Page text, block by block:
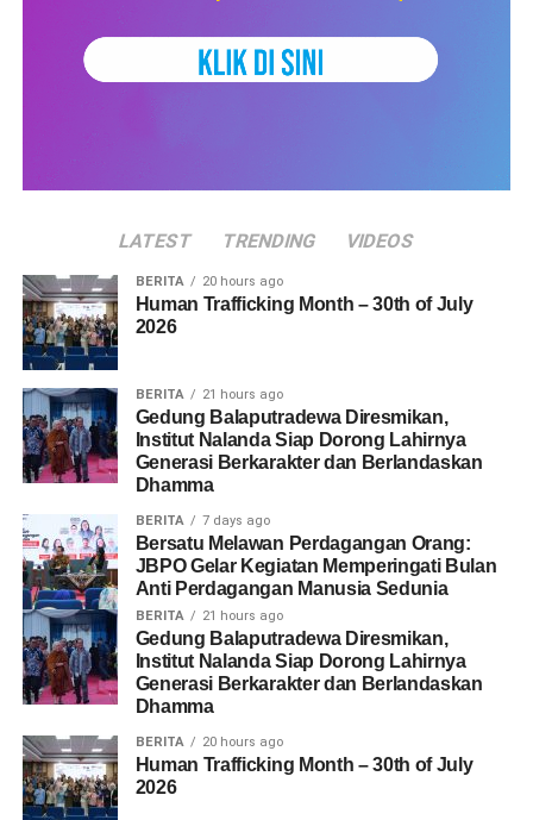
perempuan selalu dibawah laki-laki. Tidak terlalu
memperhatikan pesan tersirat apa yang terkandung dalam
sekali peran perempuan yang digambarkan dari sisi lemahnya
begitu apa yang disajikan oleh media akan tertanam difikiran
mereka sehingga menganggap pesan media massa sebagai
realitas yang benar dan menjadi nilai yang kemudian
diterapkan dalam kehidupan sehari-hari.
Kekuatan Media Massa Dalam Membentuk Citra
Perempuan
Media massa memiliki kemampuan dalam membentuk
citra . Bermula dari gambaran atas kenyataan yang ada
dimasyarakat kemudian dikembangkan dengan menggunakan
bahasa yang mengandung makna baru namun masih memiliki
acuan terhadap fakta yang ada kemudian disajikan kepada
masyarakat secara terus menerus. Dengan begitu citra yang
dibentuk oleh media massa akan mempengaruhi realitas
kehidupan dimasyarakat.
terhadap objektifikasi perempuan cukup tinggi, media massa
berlomba-lomba membentuk citra perempuan yang sempurna
untuk mencapai target pasar dengan menggiring opini publik
LATEST TRENDING VIDEOS
BERITA 20 hours ago
Human Trafficking Month – 30th of July
2026
BERITA 21 hours ago
Gedung Balaputradewa Diresmikan,
Institut Nalanda Siap Dorong Lahirnya
Generasi Berkarakter dan Berlandaskan
Dhamma
BERITA 7 days ago
Bersatu Melawan Perdagangan Orang:
JBPO Gelar Kegiatan Memperingati Bulan
Anti Perdagangan Manusia Sedunia
BERITA 21 hours ago
Gedung Balaputradewa Diresmikan,
Institut Nalanda Siap Dorong Lahirnya
Generasi Berkarakter dan Berlandaskan
Dhamma
BERITA 20 hours ago
Human Trafficking Month – 30th of July
2026